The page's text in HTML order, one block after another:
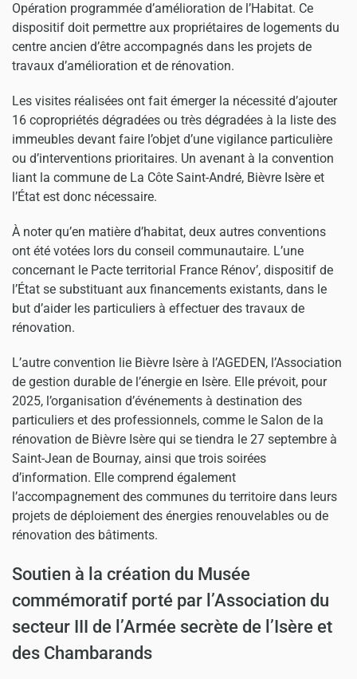
Opération programmée d’amélioration de l’Habitat. Ce
dispositif doit permettre aux propriétaires de logements du
centre ancien d’être accompagnés dans les projets de
travaux d’amélioration et de rénovation.
Les visites réalisées ont fait émerger la nécessité d’ajouter
16 copropriétés dégradées ou très dégradées à la liste des
immeubles devant faire l’objet d’une vigilance particulière
ou d’interventions prioritaires. Un avenant à la convention
liant la commune de La Côte Saint-André, Bièvre Isère et
l’État est donc nécessaire.
À noter qu’en matière d’habitat, deux autres conventions
ont été votées lors du conseil communautaire. L’une
concernant le Pacte territorial France Rénov’, dispositif de
l’État se substituant aux financements existants, dans le
but d’aider les particuliers à effectuer des travaux de
rénovation.
L’autre convention lie Bièvre Isère à l’AGEDEN, l’Association
de gestion durable de l’énergie en Isère. Elle prévoit, pour
2025, l’organisation d’événements à destination des
particuliers et des professionnels, comme le Salon de la
rénovation de Bièvre Isère qui se tiendra le 27 septembre à
Saint-Jean de Bournay, ainsi que trois soirées
d’information. Elle comprend également
l’accompagnement des communes du territoire dans leurs
projets de déploiement des énergies renouvelables ou de
rénovation des bâtiments.
Soutien à la création du Musée
commémoratif porté par l’Association du
secteur III de l’Armée secrète de l’Isère et
des Chambarands